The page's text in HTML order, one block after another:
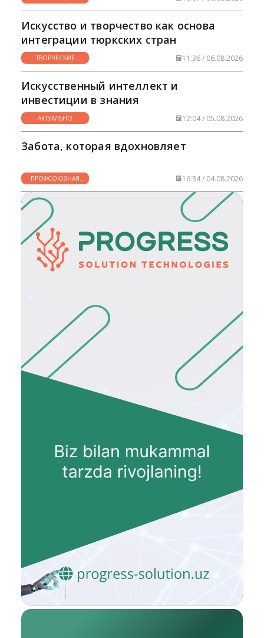
НУЖНО
Искусство и творчество как основа
интеграции тюркских стран
ТВОРЧЕСКИЕ
ГОРИЗОНТЫ
11:36 / 06.08.2026
Искусственный интеллект и
инвестиции в знания
АКТУАЛЬНО 12:04 / 05.08.2026
Забота, которая вдохновляет
ПРОФСОЮЗНАЯ
ЖИЗНЬ
16:34 / 04.08.2026